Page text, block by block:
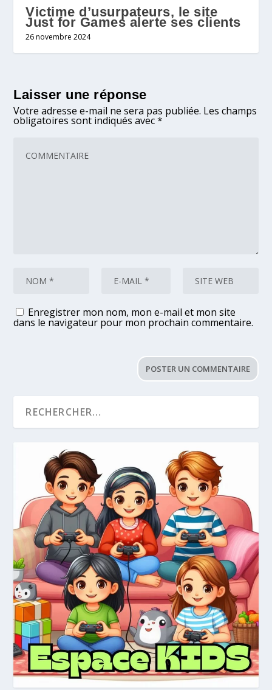
Victime d’usurpateurs, le site
Just for Games alerte ses clients
26 novembre 2024
Laisser une réponse
Votre adresse e-mail ne sera pas publiée. Les champs
obligatoires sont indiqués avec*
Enregistrer mon nom, mon e-mail et mon site
dans le navigateur pour mon prochain commentaire.